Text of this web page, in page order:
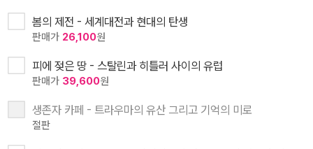
봄의 제전 - 세계대전과 현대의 탄생
판매가 26,100원
피에 젖은 땅 - 스탈린과 히틀러 사이의 유럽
판매가 39,600원
생존자 카페 - 트라우마의 유산 그리고 기억의 미로
절판